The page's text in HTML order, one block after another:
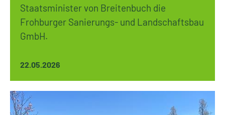
Staatsminister von Breitenbuch die
Frohburger Sanierungs- und Landschaftsbau
GmbH.
22.05.2026